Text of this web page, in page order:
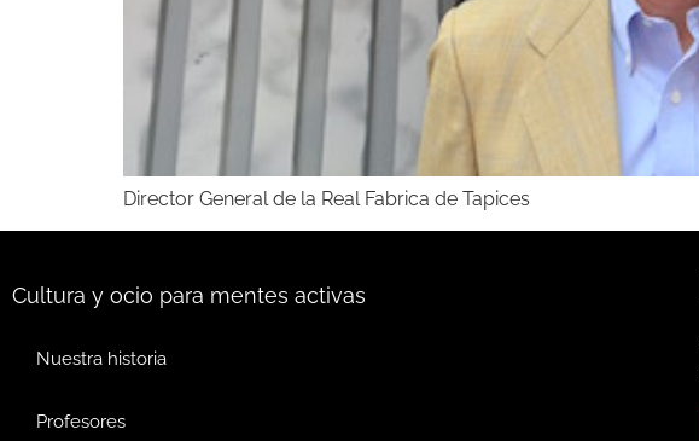
Director General de la Real Fabrica de Tapices
Cultura y ocio para mentes activas
Nuestra historia
Profesores